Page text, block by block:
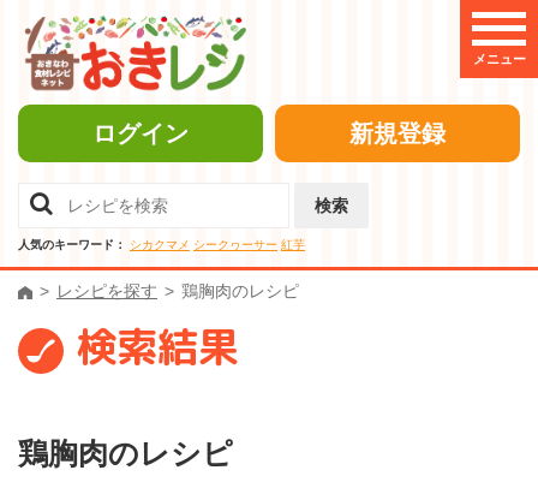
メニュー
ログイン 新規登録
検索
人気のキーワード： シカクマメ シークヮーサー 紅芋
レシピを探す 鶏胸肉のレシピ
検索結果
鶏胸肉のレシピ